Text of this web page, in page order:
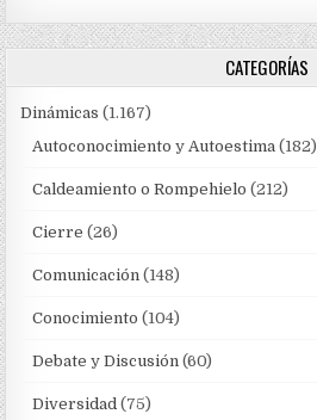
CATEGORÍAS
Dinámicas (1.167)
Autoconocimiento y Autoestima (182)
Caldeamiento o Rompehielo (212)
Cierre (26)
Comunicación (148)
Conocimiento (104)
Debate y Discusión (60)
Diversidad (75)